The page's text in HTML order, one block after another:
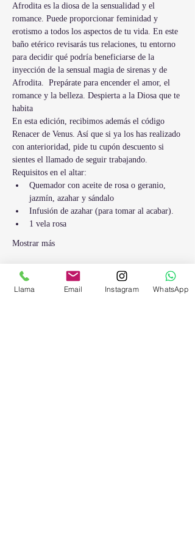
Afrodita es la diosa de la sensualidad y el
romance. Puede proporcionar feminidad y
erotismo a todos los aspectos de tu vida. En este
baño etérico revisarás tus relaciones, tu entorno
para decidir qué podría beneficiarse de la
inyección de la sensual magia de sirenas y de
Afrodita.  Prepárate para encender el amor, el
romance y la belleza. Despierta a la Diosa que te
habita
En esta edición, recibimos además el código
Renacer de Venus. Así que si ya los has realizado
con anterioridad, pide tu cupón descuento si
sientes el llamado de seguir trabajando.
Requisitos en el altar:
Quemador con aceite de rosa o geranio,
jazmín, azahar y sándalo
Infusión de azahar (para tomar al acabar).
1 vela rosa
Mostrar más
Entradas
Llama Email Instagram WhatsApp